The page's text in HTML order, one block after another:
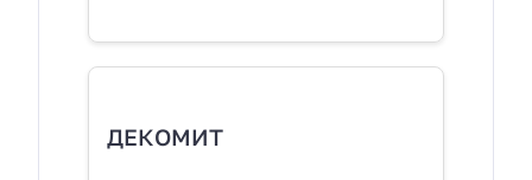
ДЕКОМИТ